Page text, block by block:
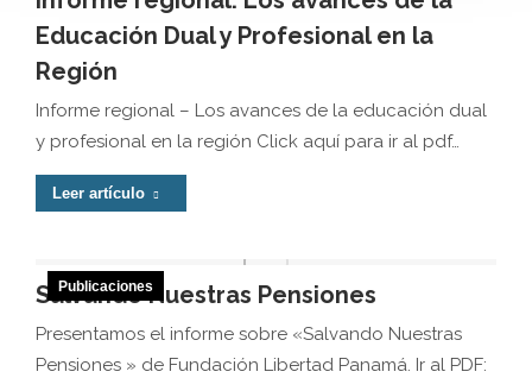
Educación Dual y Profesional en la
Región
Informe regional – Los avances de la educación dual
y profesional en la región Click aquí para ir al pdf…
Leer artículo
Publicaciones
Salvando Nuestras Pensiones
Presentamos el informe sobre «Salvando Nuestras
Pensiones » de Fundación Libertad Panamá. Ir al PDF: